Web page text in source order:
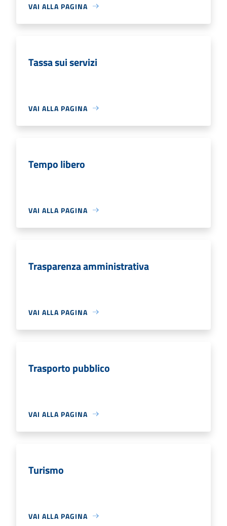
VAI ALLA PAGINA
Tassa sui servizi
VAI ALLA PAGINA
Tempo libero
VAI ALLA PAGINA
Trasparenza amministrativa
VAI ALLA PAGINA
Trasporto pubblico
VAI ALLA PAGINA
Turismo
VAI ALLA PAGINA